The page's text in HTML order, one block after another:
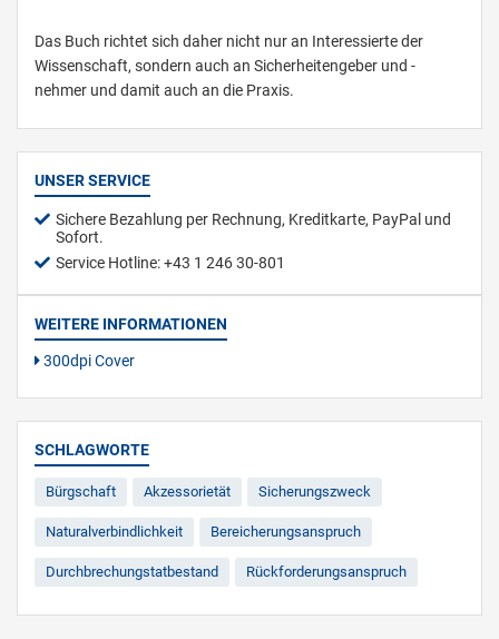
Das Buch richtet sich daher nicht nur an Interessierte der
Wissenschaft, sondern auch an Sicherheitengeber und -
nehmer und damit auch an die Praxis.
UNSER SERVICE
Sichere Bezahlung per Rechnung, Kreditkarte, PayPal und
Sofort.
Service Hotline: +43 1 246 30-801
WEITERE INFORMATIONEN
300dpi Cover
SCHLAGWORTE
Bürgschaft Akzessorietät Sicherungszweck
Naturalverbindlichkeit Bereicherungsanspruch
Durchbrechungstatbestand Rückforderungsanspruch